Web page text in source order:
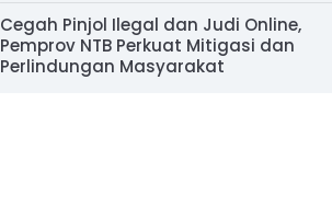
Cegah Pinjol Ilegal dan Judi Online,
Pemprov NTB Perkuat Mitigasi dan
Perlindungan Masyarakat